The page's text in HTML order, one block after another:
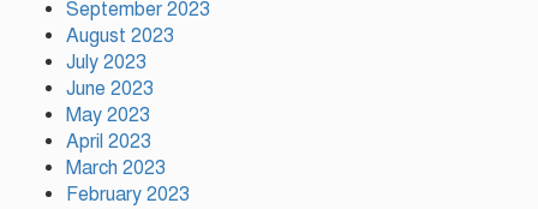
September 2023
August 2023
July 2023
June 2023
May 2023
April 2023
March 2023
February 2023